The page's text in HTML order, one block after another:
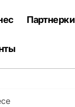
Партнерки